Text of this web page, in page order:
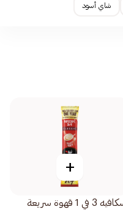
شاي أسود
+
نسكافيه 3 في 1 قهوة سريعة